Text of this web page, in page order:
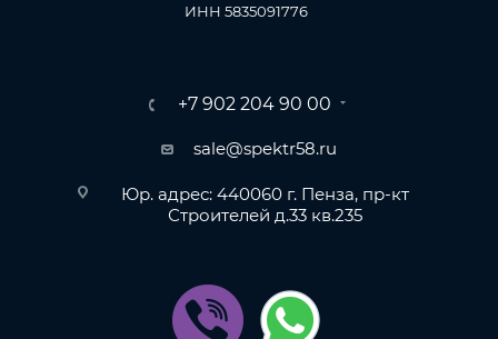
ИНН 5835091776
+7 902 204 90 00
sale@spektr58.ru
Юр. адрес: 440060 г. Пенза, пр-кт
Строителей д.33 кв.235